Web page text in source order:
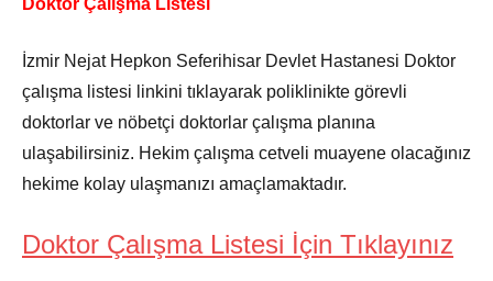
Doktor Çalışma Listesi
İzmir Nejat Hepkon Seferihisar Devlet Hastanesi Doktor
çalışma listesi linkini tıklayarak poliklinikte görevli
doktorlar ve nöbetçi doktorlar çalışma planına
ulaşabilirsiniz. Hekim çalışma cetveli muayene olacağınız
hekime kolay ulaşmanızı amaçlamaktadır.
Doktor Çalışma Listesi İçin Tıklayınız